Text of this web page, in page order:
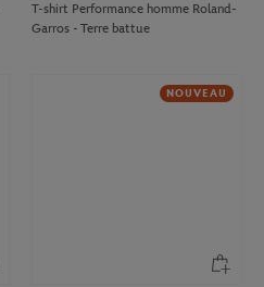
T-shirt Performance homme Roland-
Garros - Terre battue
NOUVEAU